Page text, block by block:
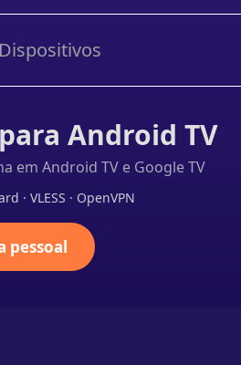
Dispositivos
Android TV
em Android TV e Google TV
· VLESS · OpenVPN
pessoal